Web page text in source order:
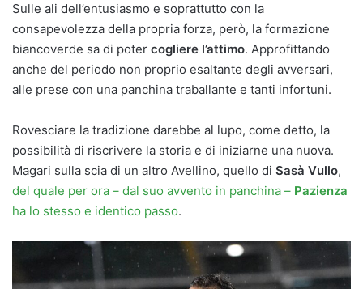
Sulle ali dell’entusiasmo e soprattutto con la
consapevolezza della propria forza, però, la formazione
biancoverde sa di poter cogliere l’attimo. Approfittando
anche del periodo non proprio esaltante degli avversari,
alle prese con una panchina traballante e tanti infortuni.
Rovesciare la tradizione darebbe al lupo, come detto, la
possibilità di riscrivere la storia e di iniziarne una nuova.
Magari sulla scia di un altro Avellino, quello di Sasà Vullo,
del quale per ora – dal suo avvento in panchina – Pazienza
ha lo stesso e identico passo.